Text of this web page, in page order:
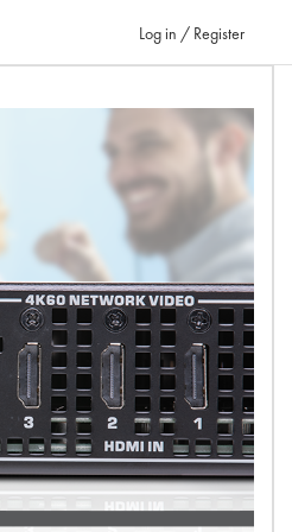
Log in / Register